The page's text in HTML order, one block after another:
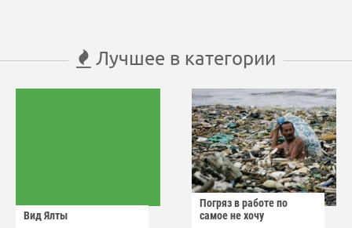
Лучшее в категории
Вид Ялты
Погряз в работе по
самое не хочу